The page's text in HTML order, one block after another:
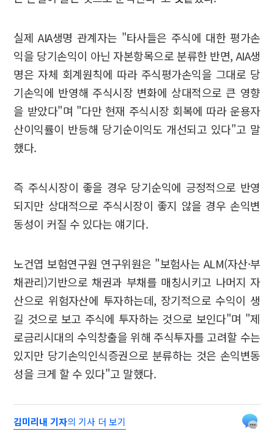
실제 AIA생명 관계자는 "타사들은 주식에 대한 평가손
익을 당기손익이 아닌 자본항목으로 분류한 반면, AIA생
명은 자체 회계원칙에 따라 주식평가손익을 그대로 당
기손익에 반영해 주식시장 변화에 상대적으로 큰 영향
을 받았다"며 "다만 현재 주식시장 회복에 따라 운용자
산이익률이 반등해 당기순이익도 개선되고 있다"고 말
했다.
즉 주식시장이 좋을 경우 당기순익에 긍정적으로 반영
되지만 상대적으로 주식시장이 좋지 않을 경우 손익변
동성이 커질 수 있다는 얘기다.
노건엽 보험연구원 연구위원은 "보험사는 ALM(자산·부
채관리)기반으로 채권과 부채를 매칭시키고 나머지 자
산으로 위험자산에 투자하는데, 장기적으로 수익이 생
길 것으로 보고 주식에 투자하는 것으로 보인다"며 "제
로금리시대의 수익창출을 위해 주식투자를 고려할 수는
있지만 당기손익인식증권으로 분류하는 것은 손익변동
성을 크게 할 수 있다"고 말했다.
김미리내 기자의 기사 더 보기